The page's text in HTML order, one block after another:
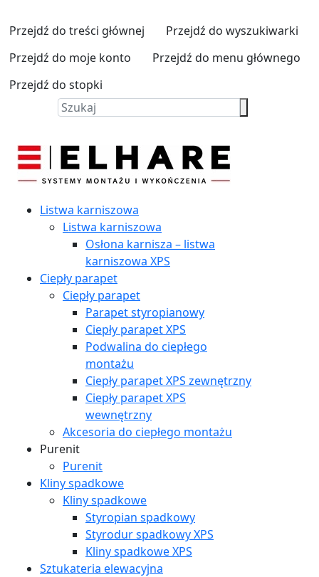
Przejdź do treści głównej
Przejdź do wyszukiwarki
Przejdź do moje konto
Przejdź do menu głównego
Przejdź do stopki
Listwa karniszowa
Listwa karniszowa
Osłona karnisza – listwa
karniszowa XPS
Ciepły parapet
Ciepły parapet
Parapet styropianowy
Ciepły parapet XPS
Podwalina do ciepłego
montażu
Ciepły parapet XPS zewnętrzny
Ciepły parapet XPS
wewnętrzny
Akcesoria do ciepłego montażu
Purenit
Purenit
Kliny spadkowe
Kliny spadkowe
Styropian spadkowy
Styrodur spadkowy XPS
Kliny spadkowe XPS
Sztukateria elewacyjna